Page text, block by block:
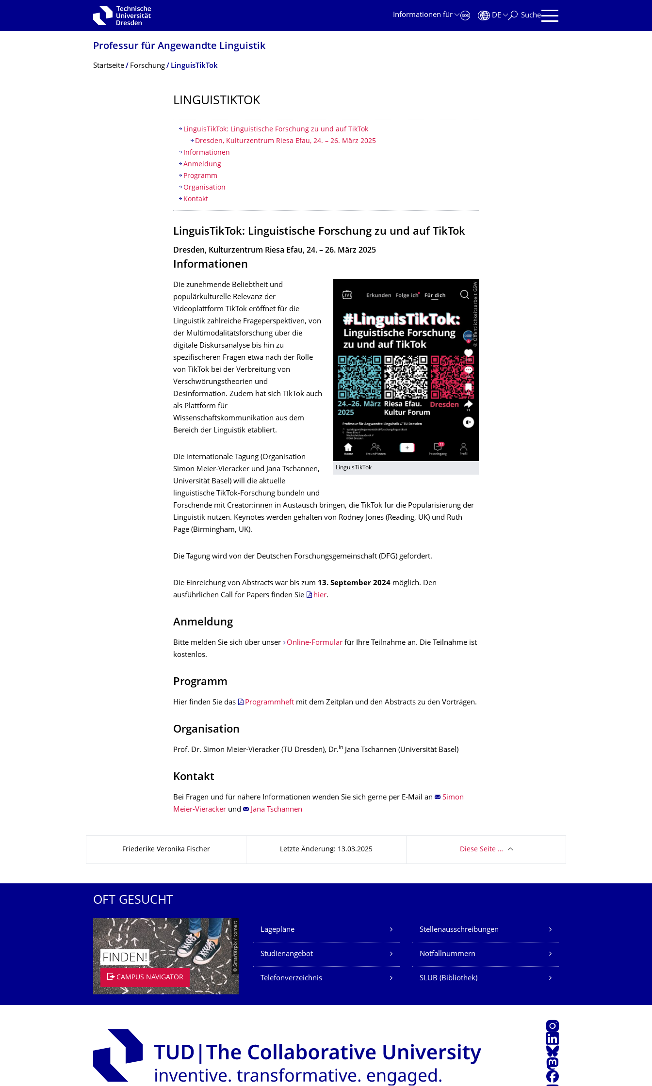
Zur Hauptnavigation springen
Informationen für
DE Suche
Professur für Angewandte Linguistik
Breadcrumb-Menü
Startseite Forschung LinguisTikTok
LINGUISTIKTOK
Inhaltsverzeichnis
LinguisTikTok: Linguistische Forschung zu und auf TikTok
Dresden, Kulturzentrum Riesa Efau, 24. – 26. März 2025
Informationen
Anmeldung
Programm
Organisation
Kontakt
LinguisTikTok: Linguistische Forschung zu und auf TikTok
Dresden, Kulturzentrum Riesa Efau, 24. – 26. März 2025
Informationen
© Öffentlichkeitsarbeit GSW
LinguisTikTok
Die zunehmende Beliebtheit und
populärkulturelle Relevanz der
Videoplattform TikTok eröffnet für die
Linguistik zahlreiche Frageperspektiven, von
der Multimodalitätsforschung über die
digitale Diskursanalyse bis hin zu
spezifischeren Fragen etwa nach der Rolle
von TikTok bei der Verbreitung von
Verschwörungstheorien und
Desinformation. Zudem hat sich TikTok auch
als Plattform für
Wissenschaftskommunikation aus dem
Bereich der Linguistik etabliert.
Die internationale Tagung (Organisation
Simon Meier-Vieracker und Jana Tschannen,
Universität Basel) will die aktuelle
linguistische TikTok-Forschung bündeln und
Forschende mit Creator:innen in Austausch bringen, die TikTok für die Popularisierung der
Linguistik nutzen. Keynotes werden gehalten von Rodney Jones (Reading, UK) und Ruth
Page (Birmingham, UK).
Die Tagung wird von der Deutschen Forschungsgemeinschaft (DFG) gefördert.
Die Einreichung von Abstracts war bis zum 13. September 2024 möglich. Den
ausführlichen Call for Papers finden Sie
hier.
Anmeldung
Bitte melden Sie sich über unser Online-Formularfür Ihre Teilnahme an. Die Teilnahme ist
kostenlos.
Programm
Hier finden Sie das Programmheft mit dem Zeitplan und den Abstracts zu den Vorträgen.
Organisation
Prof. Dr. Simon Meier-Vieracker (TU Dresden), Dr.in Jana Tschannen (Universität Basel)
Kontakt
Bei Fragen und für nähere Informationen wenden Sie sich gerne per E-Mail an
Simon
Meier-Vieracker und Jana Tschannen
Friederike Veronika Fischer Letzte Änderung: 13.03.2025 Diese Seite …
OFT GESUCHT
© Smarterpix / tomert
FINDEN!
CAMPUS NAVIGATOR
Unsere Dienste
Lagepläne Stellenausschreibungen
Studienangebot Notfallnummern
Telefonverzeichnis SLUB (Bibliothek)
Instagram
LinkedIn
Bluesky
Mastodon
Facebook